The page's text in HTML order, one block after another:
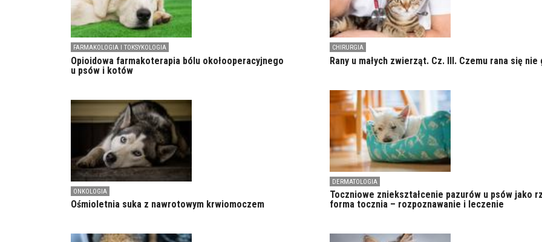
FARMAKOLOGIA I TOKSYKOLOGIA
Opioidowa farmakoterapia bólu okołooperacyjnego
u psów i kotów
ONKOLOGIA
Ośmioletnia suka z nawrotowym krwiomoczem
CHIRURGIA
Rany u małych zwierząt. Cz. III. Czemu rana się nie
DERMATOLOGIA
Toczniowe zniekształcenie pazurów u psów jako
forma tocznia – rozpoznawanie i leczenie